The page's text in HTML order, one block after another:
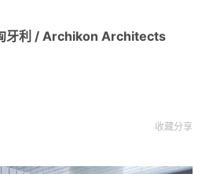
牙利 / Archikon Architects
收藏分享